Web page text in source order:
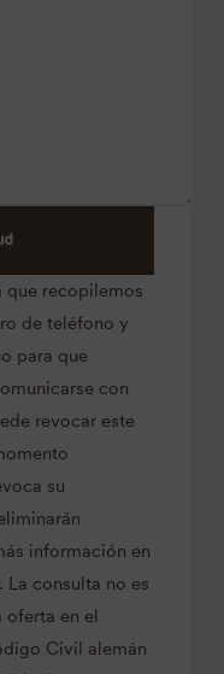
recopilemos
de teléfono y
para que
con
revocar este
su
información en
. La consulta no es
oferta en el
Civil alemán